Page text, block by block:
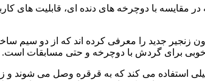
مقایسه با دوچرخه های دنده ای، قابلیت های
زنجیر جدید را معرفی کرده اند که از دو سیم
خوبی برای گردش با دوچرخه و حتی مسابقات است.
استفاده می کند که به قرقره وصل می